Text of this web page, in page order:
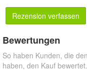
Rezension verfassen
Bewertungen
So haben Kunden, die
haben, den Kauf bewertet.